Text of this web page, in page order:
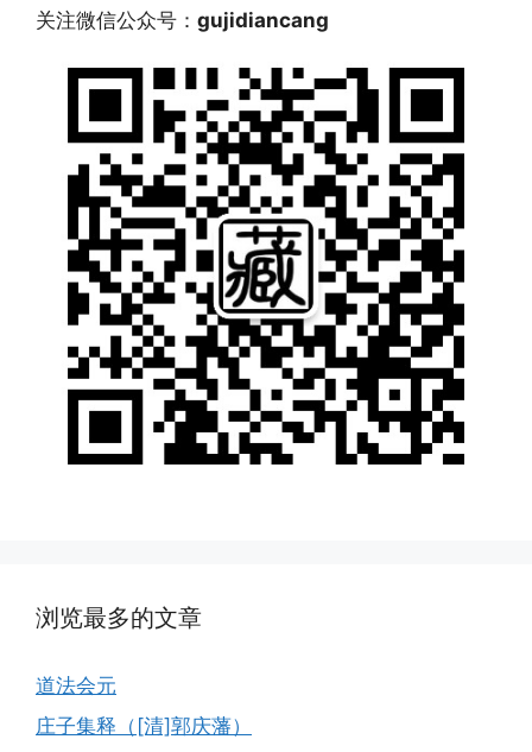
关注微信公众号： gujidiancang
浏览最多的文章
道法会元
庄子集释（[清]郭庆藩）